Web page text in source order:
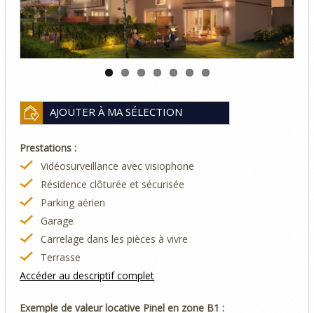
Previous Next
AJOUTER À MA SÉLECTION
Prestations :
Vidéosurveillance avec visiophone
Résidence clôturée et sécurisée
Parking aérien
Garage
Carrelage dans les pièces à vivre
Terrasse
Accéder au descriptif complet
Exemple de valeur locative Pinel en zone B1 :